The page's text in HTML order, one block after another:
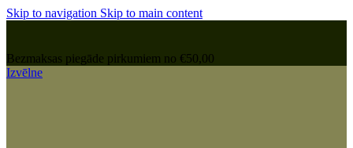
Skip to navigation Skip to main content
Bezmaksas piegāde pirkumiem no €50,00
Izvēlne